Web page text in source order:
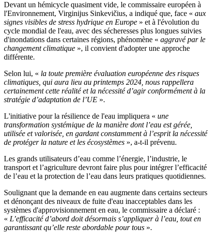
Devant un hémicycle quasiment vide, le commissaire européen à
l'Environnement, Virginijus Sinkevičius, a indiqué que, face « aux
signes visibles de stress hydrique en Europe » et à l'évolution du
cycle mondial de l'eau, avec des sécheresses plus longues suivies
d'inondations dans certaines régions, phénomène « aggravé par le
changement climatique », il convient d'adopter une approche
différente.
Selon lui, « la toute première évaluation européenne des risques
climatiques, qui aura lieu au printemps 2024, nous rappellera
certainement cette réalité et la nécessité d’agir conformément à la
stratégie d’adaptation de l’UE ».
L'initiative pour la résilience de l'eau impliquera « une
transformation systémique de la manière dont l’eau est gérée,
utilisée et valorisée, en gardant constamment à l’esprit la nécessité
de protéger la nature et les écosystèmes », a-t-il prévenu.
Les grands utilisateurs d’eau comme l’énergie, l’industrie, le
transport et l’agriculture devront faire plus pour intégrer l’efficacité
de l’eau et la protection de l’eau dans leurs pratiques quotidiennes.
Soulignant que la demande en eau augmente dans certains secteurs
et dénonçant des niveaux de fuite d'eau inacceptables dans les
systèmes d'approvisionnement en eau, le commissaire a déclaré :
« L’efficacité d’abord doit désormais s’appliquer à l’eau, tout en
garantissant qu’elle reste abordable pour tous ».